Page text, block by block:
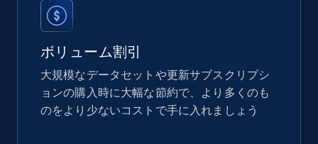
URL, Product id, Listing inventory id, Title, Rating,
Reviews count shop, Reviews count item, Initial
price, and more.
eCommerce
1.9K+ 322+ 今すぐ購入
ボリューム割引
大規模なデータセットや更新サブスクリプシ
ョンの購入時に大幅な節約で、より多くのも
のをより少ないコストで手に入れましょう